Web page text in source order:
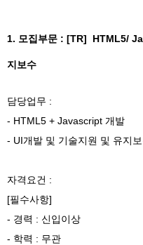
1. 모집부문 : [TR] HTML5/
지보수
담당업무 :
- HTML5 + Javascript 개발
- UI개발 및 기술지원 및 유지
자격요건 :
[필수사항]
- 경력 : 신입이상
- 학력 : 무관